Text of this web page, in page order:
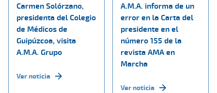
Carmen Solórzano,
presidenta del Colegio
de Médicos de
Guipúzcoa, visita
A.M.A. Grupo
Ver noticia
A.M.A. informa de un
error en la Carta del
presidente en el
número 155 de la
revista AMA en
Marcha
Ver noticia